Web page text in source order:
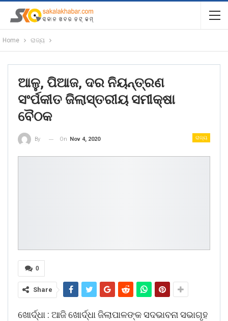
Home ରାଜ୍ୟ
ଆଳୁ, ପିଆଜ, ଦର ନିୟନ୍ତ୍ରଣ
ସଂର୍ପକୀତ ଜିଲାସ୍ତରୀୟ ସମୀକ୍ଷା
ବୈଠକ
ରାଜ୍ୟ
By On Nov 4, 2020
0
Share
ଖୋର୍ଦ୍ଧା : ଆଜି ଖୋର୍ଦ୍ଧା ଜିଲାପାଳଙ୍କ ସଦଭାବନା ସଭାଗୃହ